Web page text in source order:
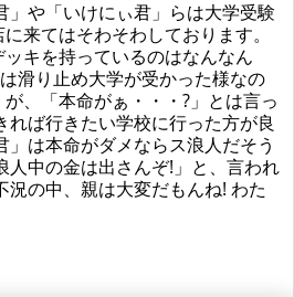
」や「いけにぃ君」らは大学受験
来てはそわそわしております。
キを持っているのはなんなん
滑り止め大学が受かった様なの
、「本命がぁ・・・?」とは言っ
れば行きたい学校に行った方が良
」は本命がダメならス浪人だそう
人中の金は出さんぞ!」と、言われ
況の中、親は大変だもんね! わた